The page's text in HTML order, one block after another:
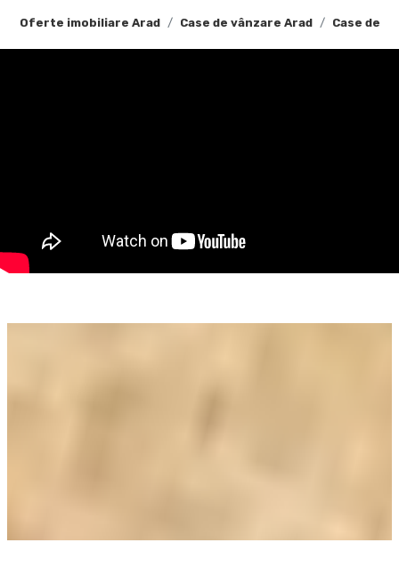
Oferte imobiliare Arad Case de vânzare Arad Case de
de joacă sau alte amenajări.
Casă extinsă: Extinderea de la 2 camere la 3 camere asigură
un spațiu de locuit generos, ideal pentru o familie sau pentru
cei care doresc mai mult spațiu.